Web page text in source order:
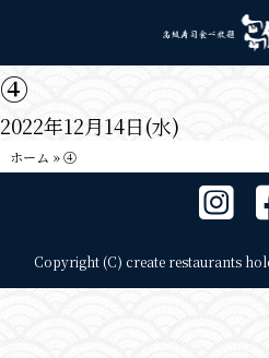
④
2022年12月14日(水)
ホーム »④
Copyright (C) create restaurants